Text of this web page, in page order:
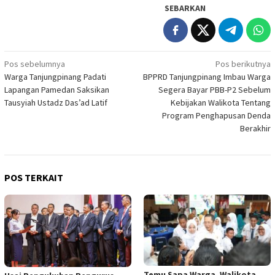
SEBARKAN
Navigasi
pos
Pos sebelumnya
Warga Tanjungpinang Padati
Lapangan Pamedan Saksikan
Tausyiah Ustadz Das’ad Latif
Pos berikutnya
BPPRD Tanjungpinang Imbau Warga
Segera Bayar PBB-P2 Sebelum
Kebijakan Walikota Tentang
Program Penghapusan Denda
Berakhir
POS TERKAIT